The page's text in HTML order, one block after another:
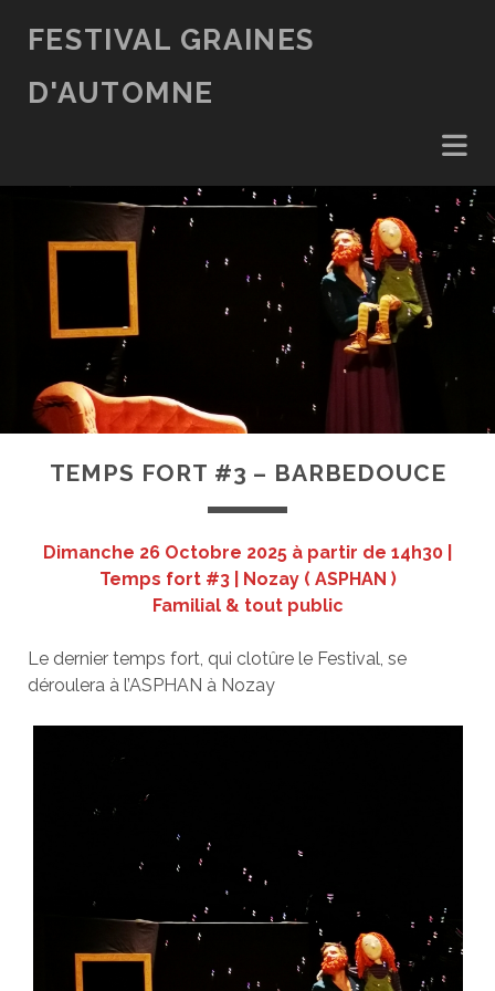
FESTIVAL GRAINES
D'AUTOMNE
TEMPS FORT #3 – BARBEDOUCE
Dimanche 26 Octobre 2025 à partir de 14h30 |
Temps fort #3 | Nozay ( ASPHAN )
Familial & tout public
Le dernier temps fort, qui clotûre le Festival, se
déroulera à l’ASPHAN à Nozay